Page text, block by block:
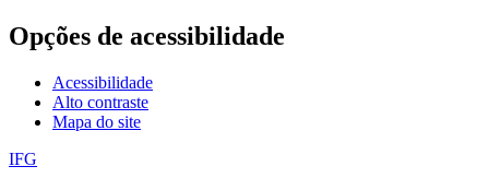
Opções de acessibilidade
Acessibilidade
Alto contraste
Mapa do site
IFG